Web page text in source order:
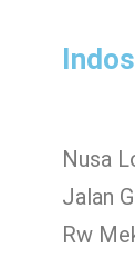
Nusa
Jalan
Rw